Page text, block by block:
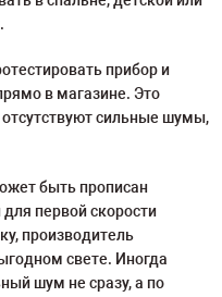
прибор и
в магазине. Это
сильные шумы,
быть прописан
первой скорости
производитель
свете. Иногда
шум не сразу, а по